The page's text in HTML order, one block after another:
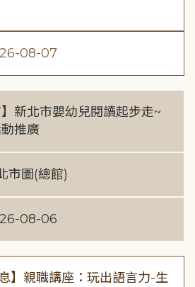
08-07
】新北市嬰幼兒閱讀起步走~
推廣
市圖(總館)
08-06
息】親職講座：玩出語言力-生